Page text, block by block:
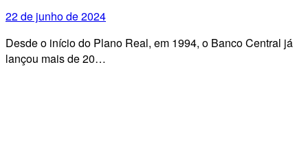
22 de junho de 2024
Desde o início do Plano Real, em 1994, o Banco Central já
lançou mais de 20…